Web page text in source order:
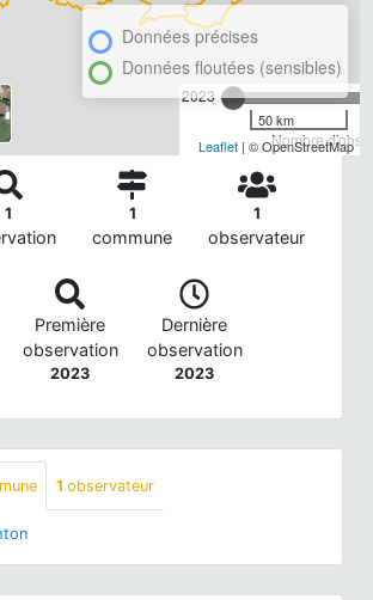
2023
Nombre
Données précises
Données floutées (sensibles)
50 km
Leaflet | © OpenStreetMap
1 1
commune
1
observateur
Première
observation
2023
Dernière
observation
2023
1 observateur